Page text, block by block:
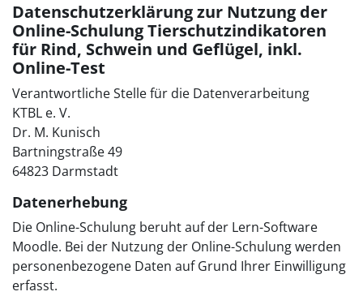
Datenschutzerklärung zur Nutzung der
Online-Schulung Tierschutzindikatoren
für Rind, Schwein und Geflügel, inkl.
Online-Test
Verantwortliche Stelle für die Datenverarbeitung
KTBL e. V.
Dr. M. Kunisch
Bartningstraße 49
64823 Darmstadt
Datenerhebung
Die Online-Schulung beruht auf der Lern-Software
Moodle. Bei der Nutzung der Online-Schulung werden
personenbezogene Daten auf Grund Ihrer Einwilligung
erfasst.